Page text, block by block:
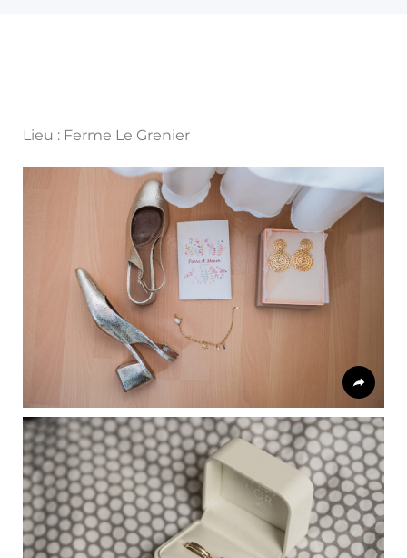
Lieu : Ferme Le Grenier